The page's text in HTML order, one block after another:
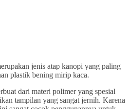
jenis atap kanopi yang paling
plastik bening mirip kaca.
dari materi polimer yang spesial
tampilan yang sangat jernih. Karena